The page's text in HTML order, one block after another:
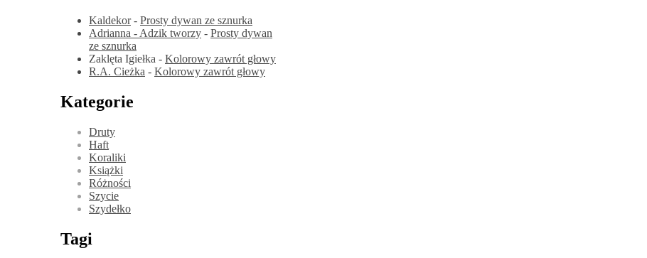
Kaldekor- Prosty dywan ze sznurka
Adrianna - Adzik tworzy - Prosty dywan
ze sznurka
Zaklęta Igiełka - Kolorowy zawrót głowy
R.A. Cieżka - Kolorowy zawrót głowy
Kategorie
Druty
Haft
Koraliki
Książki
Różności
Szycie
Szydełko
Tagi